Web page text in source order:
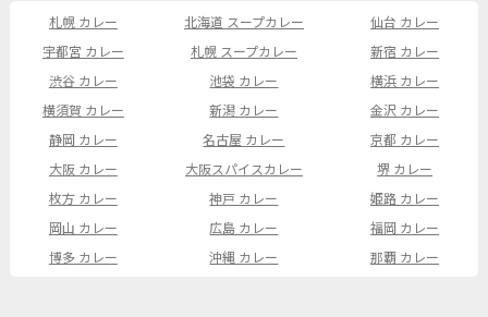
札幌 カレー 北海道 スープカレー
仙台 カレー
宇都宮 カレー
札幌 スープカレー
新宿 カレー
渋谷 カレー
池袋 カレー
横浜 カレー
横須賀 カレー
新潟 カレー
金沢 カレー
静岡 カレー
名古屋 カレー
京都 カレー
大阪 カレー
大阪スパイスカレー
堺 カレー
枚方 カレー
神戸 カレー
姫路 カレー
岡山 カレー
広島 カレー
福岡 カレー
博多 カレー
沖縄 カレー 那覇 カレー